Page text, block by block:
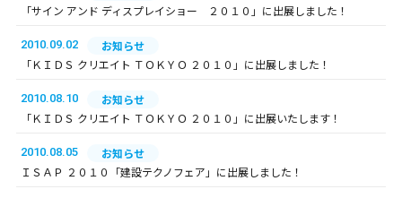
「サイン アンド ディスプレイショー ２０１０」に出展しました！
2010.09.02
お知らせ
「ＫＩＤＳ クリエイト ＴＯＫＹＯ ２０１０」に出展しました！
2010.08.10
お知らせ
「ＫＩＤＳ クリエイト ＴＯＫＹＯ ２０１０」に出展いたします！
2010.08.05
お知らせ
ＩＳＡＰ ２０１０「建設テクノフェア」に出展しました！